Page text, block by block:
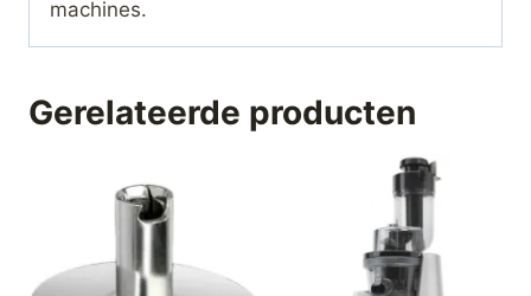
machines.
Gerelateerde producten